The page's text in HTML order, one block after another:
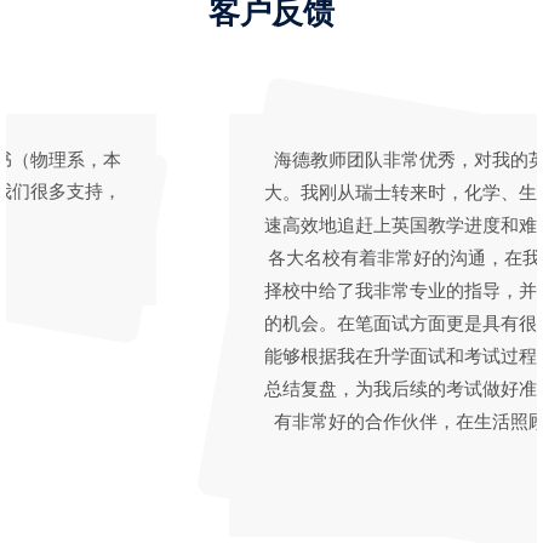
客户反馈
海德教师团队非常优秀，对我的英文写作帮助很
大。我刚从瑞士转来时，化学、生物学科帮助我快
速高效地追赶上英国教学进度和难度。海德和英国
各大名校有着非常好的沟通，在我16+升学准备和
择校中给了我非常专业的指导，并为我争取了难得
的机会。在笔面试方面更是具有很强的专业辅导。
能够根据我在升学面试和考试过程中，帮助我及时
总结复盘，为我后续的考试做好准备。监护方面具
有非常好的合作伙伴，在生活照顾方面很贴心。